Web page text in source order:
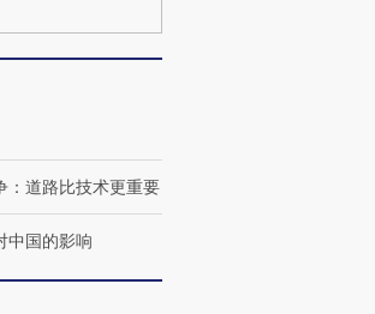
跨国走私7万
视线｜被称为“蟑螂”的印
：道路比技术更重要
中国的影响